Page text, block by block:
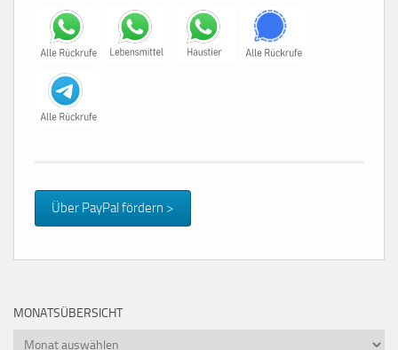
Über PayPal fördern >
MONATSÜBERSICHT
Monatsübersicht